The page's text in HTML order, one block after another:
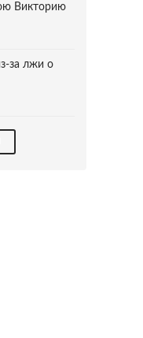
Викторию
за лжи о